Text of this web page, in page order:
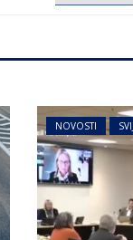
NOVOSTI